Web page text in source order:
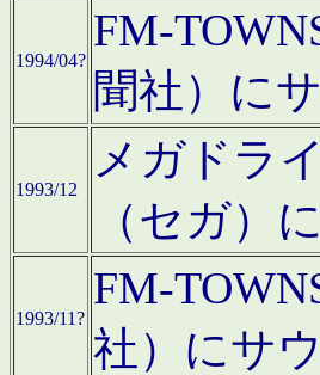
1994/04?
FM-
聞社）に
1993/12
メガドラ
（セガ）
1993/11?
FM-
社）にサ